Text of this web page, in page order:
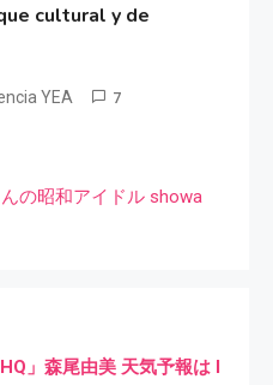
cultural y de
YEA 7
の昭和アイドル showa
HQ」森尾由美 天気予報は I